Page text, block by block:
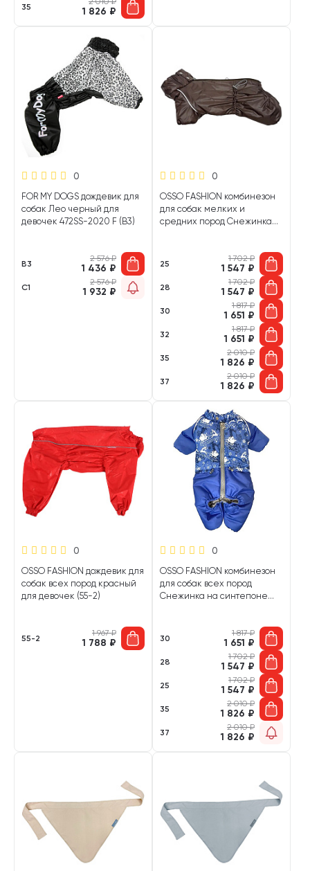
35 1 826 ₽
0
FOR MY DOGS дождевик для
собак Лео черный для
девочек 472SS-2020 F (B3)
B3
2 576₽
1 436 ₽
C1
2 576₽
1 932 ₽
0
OSSO FASHION комбинезон
для собак мелких и
средних пород Снежинка
25
1 702₽
1 547 ₽
28
1 702₽
1 547 ₽
30
1 817₽
1 651 ₽
32
1 817₽
1 651 ₽
35
2 010₽
1 826 ₽
37
2 010₽
1 826 ₽
0
OSSO FASHION дождевик для
собак всех пород красный
для девочек (55-2)
55-2
1 967₽
1 788 ₽
0
OSSO FASHION комбинезон
для собак всех пород
Снежинка на синтепоне
30
1 817₽
1 651 ₽
28
1 702₽
1 547 ₽
25
1 702₽
1 547 ₽
35
2 010₽
1 826 ₽
37
2 010₽
1 826 ₽